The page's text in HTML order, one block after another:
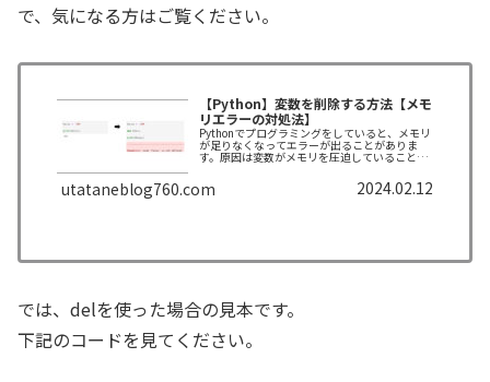
で、気になる方はご覧ください。
【Python】変数を削除する方法【メモ
リエラーの対処法】
Pythonでプログラミングをしていると、メモリ
が足りなくなってエラーが出ることがありま
す。原因は変数がメモリを圧迫していることが
多いです。そんな時は、いらない変数を削除し
ましょう。今回はそのやり方を解説いたしま
す。
utataneblog760.com 2024.02.12
では、delを使った場合の見本です。
下記のコードを見てください。